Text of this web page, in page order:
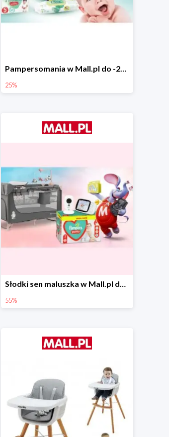
Pampersomania w Mall.pl do -25%
25%
Słodki sen maluszka w Mall.pl do -55%
55%